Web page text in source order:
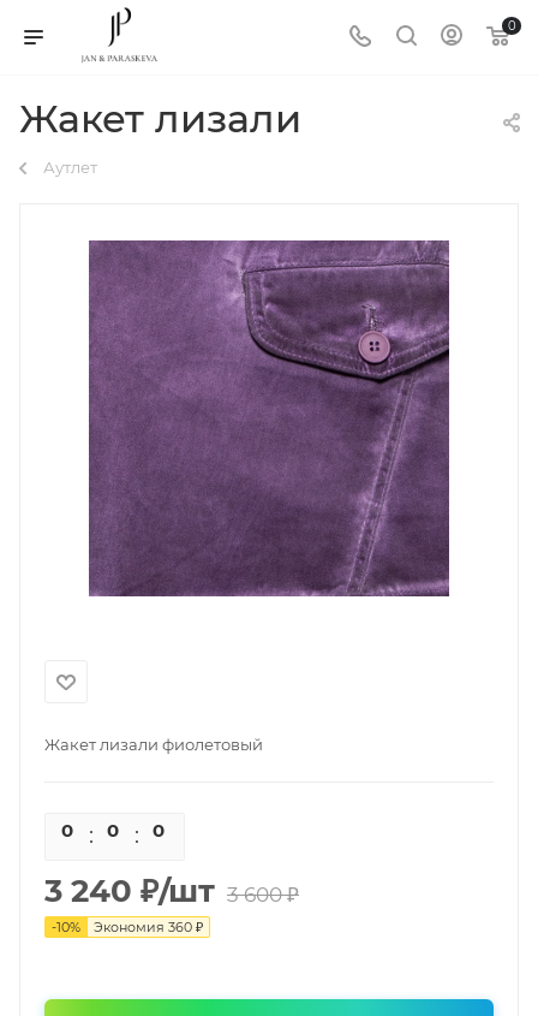
0
Жакет лизали
Аутлет
Жакет лизали фиолетовый
0 0 0
3 240 ₽/шт 3 600₽
-10% Экономия 360 ₽